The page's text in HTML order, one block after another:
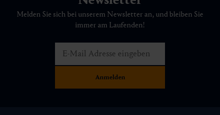
Melden Sie sich bei unserem Newsletter an, und bleiben Sie
immer am Laufenden!